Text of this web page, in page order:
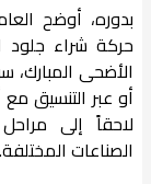
بدوره، أوضح
حركة شراء
الأضحى
أو عبر التنسيق
لاحقاً إلى
الصناعات المختلفة.